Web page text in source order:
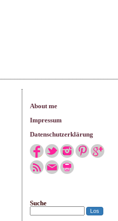
About me
Impressum
Datenschutzerklärung
Suche